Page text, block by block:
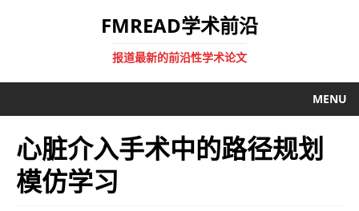
FMREAD学术前沿
报道最新的前沿性学术论文
MENU
心脏介入手术中的路径规划
模仿学习